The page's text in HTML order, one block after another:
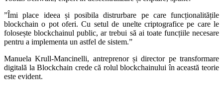
”Îmi place ideea și posibila distrurbare pe care funcționalitățile
blockchain o pot oferi. Cu setul de unelte criptografice pe care le
folosește blockchainul public, ar trebui să ai toate funcțiile necesare
pentru a implementa un astfel de sistem.”
Manuela Krull-Mancinelli, antreprenor și director pe transformare
digitală la Blockchain crede că rolul blockchainului în această teorie
este evident.